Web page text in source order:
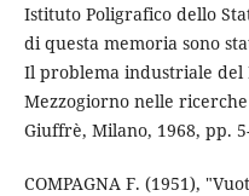
Istituto Poligrafico dello
di questa memoria sono
Il problema industriale del
Mezzogiorno nelle
Giuffrè, Milano, 1968, pp.
COMPAGNA F. (1951),